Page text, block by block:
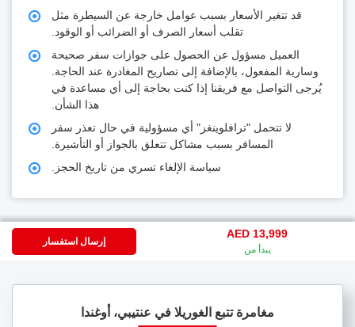
قد تتغير الأسعار بسبب عوامل خارجة عن السيطرة مثل
تقلب أسعار الصرف أو الضرائب أو الوقود.
العميل مسؤول عن الحصول على جوازات سفر صحيحة
وسارية المفعول، بالإضافة إلى تصاريح المغادرة عند الحاجة.
يُرجى التواصل مع فريقنا إذا كنت بحاجة إلى أي مساعدة في
هذا الشأن.
لا تتحمل "ترافلوينغز" أي مسؤولية في حال تعذر سفر
المسافر بسبب مشاكل تتعلق بالجواز أو التأشيرة.
سياسة الإلغاء تسري من تاريخ الحجز.
AED 13,999
يبدأ من
إرسال استفسار
مغامرة تتبع الغوريلا في عنتيبي، أوغندا